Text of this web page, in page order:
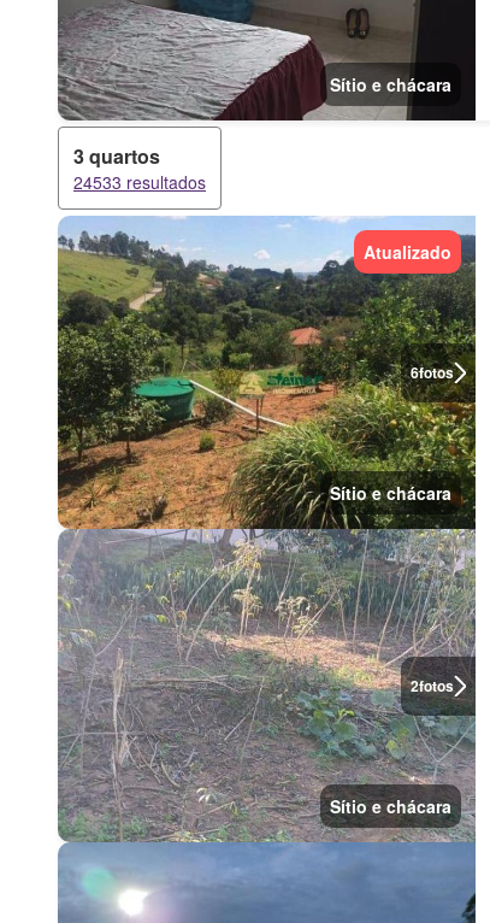
Sítio e chácara
3 quartos
24533 resultados
6fotos
Atualizado
Sítio e chácara
2fotos
Sítio e chácara